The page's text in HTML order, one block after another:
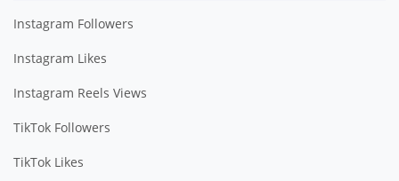
Instagram Followers
Instagram Likes
Instagram Reels Views
TikTok Followers
TikTok Likes